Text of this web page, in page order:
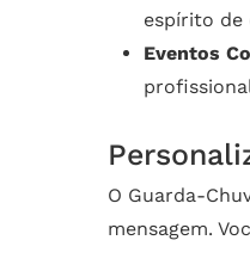
espírito de
Eventos
O Guarda-
mensagem.